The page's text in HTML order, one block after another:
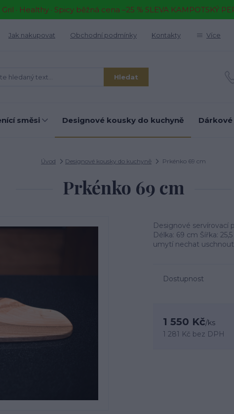
Gril · Healthy · Spicy běžná cena –25 % SLEVA KAMPOTSKÝ
Jak nakupovat Obchodní podmínky Kontakty Více
Hledat
směsi Designové kousky do kuchyně
Úvod Designové kousky do kuchyně Prkénko 69 cm
Prkénko 69 cm
Designové servírovací
Délka: 69 cm Šířka:
umytí nechat
Dostupnost
1 550 Kč/ks
1 281 Kč bez DPH